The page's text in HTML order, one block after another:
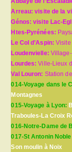
Arreau: visite de la
Génos: visite Lac-
Htes-Pyrénées:
Le Col d’Aspin:Visite
Loudenvielle:
Lourdes:Ville-Lieux
Val Louron: Station
014-Voyage dans le
Montagnes
015-Voyage à Lyon:
Traboules-La Croix
016-Notre-Dame de
017-St Antonin
Son moulin à Noix